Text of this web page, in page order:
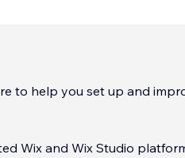
to help you set up and
Wix and Wix Studio